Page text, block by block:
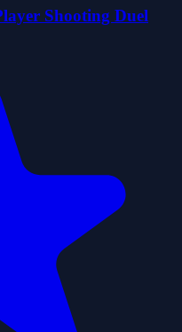
Shooting Duel